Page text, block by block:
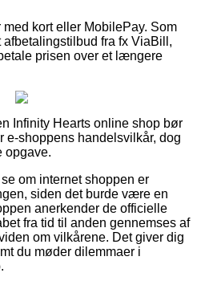
kort eller MobilePay. Som
fra fx ViaBill,
prisen over et længere
Infinity Hearts online shop bør
e-shoppens handelsvilkår, dog
opgave.
om internet shoppen er
siden det burde være en
anerkender de officielle
fra tid til anden gennemses af
om vilkårene. Det giver dig
du møder dilemmaer i